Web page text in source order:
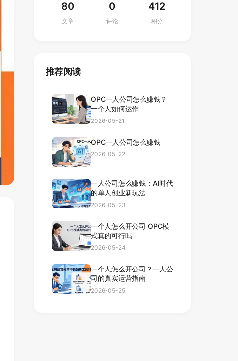
80
文章
0
评论
412
积分
推荐阅读
OPC一人公司怎么赚钱？
一个人如何运作
2026-05-21
OPC一人公司怎么赚钱
2026-05-22
一人公司怎么赚钱：AI时代
的单人创业新玩法
2026-05-23
一个人怎么开公司 OPC模
式真的可行吗
2026-05-24
一个人怎么开公司？一人公
司的真实运营指南
2026-05-25